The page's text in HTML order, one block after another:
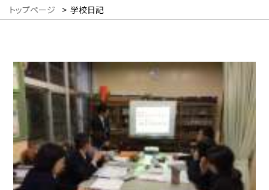
トップページ > 学校日記